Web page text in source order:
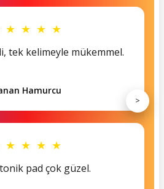
★ ★ ★ ★
tek kelimeyle mükemmel.
Hamurcu
★ ★ ★ ★
pad çok güzel.
>